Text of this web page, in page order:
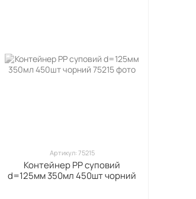
Артикул: 75215
Контейнер PP суповий
d=125мм 350мл 450шт чорний